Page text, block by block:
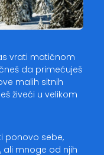
vrati matičnom
da primećuješ
malih sitnih
živeći u velikom
ponovo sebe,
ali mnoge od njih